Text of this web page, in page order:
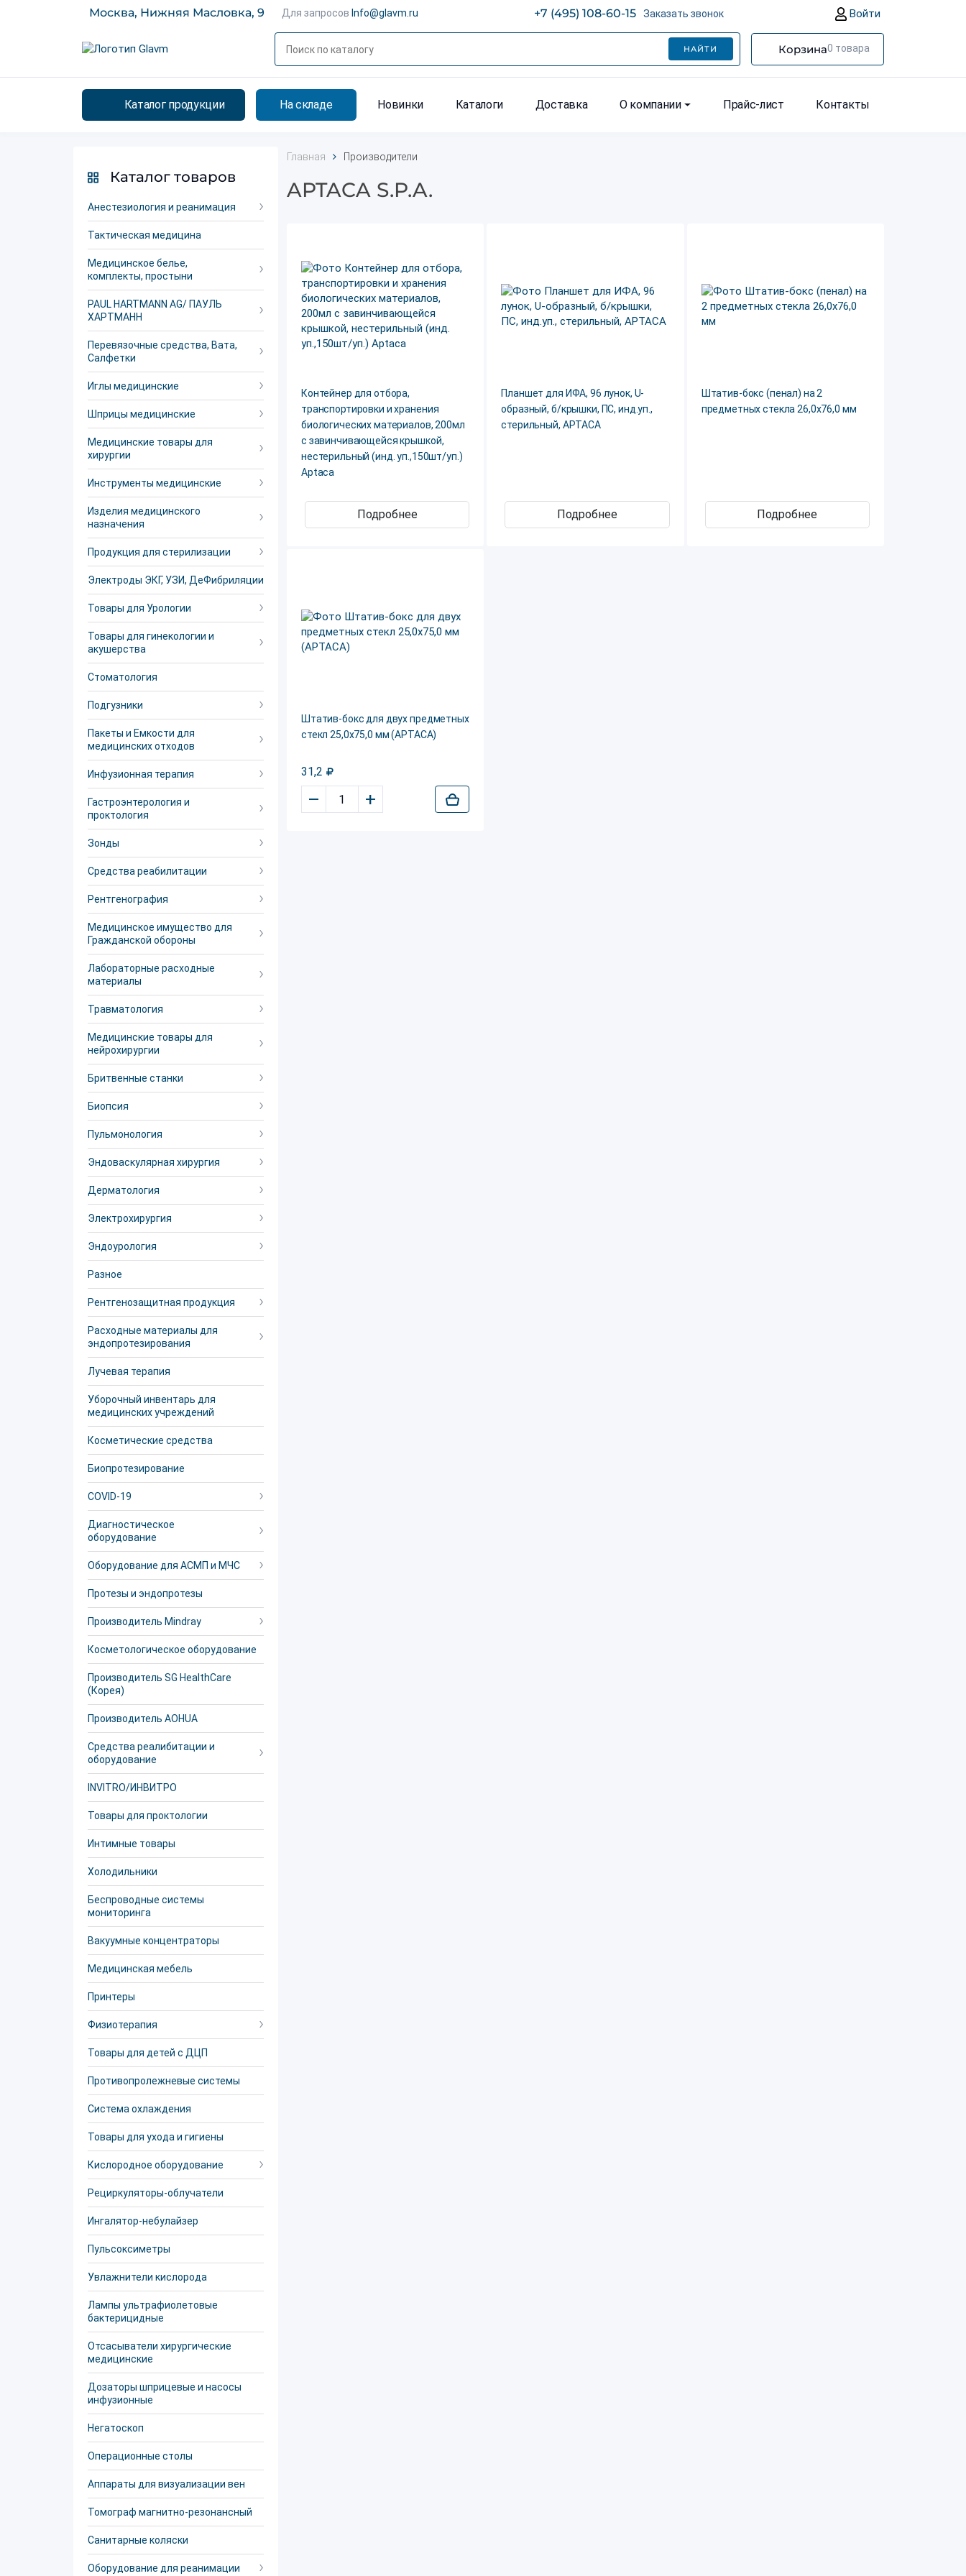
Москва, Нижняя Масловка, 9 Для запросов Info@glavm.ru +7 (495) 108-60-15 Заказать звонок Войти
НАЙТИ Корзина0 товара
Каталог продукции На складе Новинки Каталоги Доставка О компании Прайс-лист Контакты
Каталог товаров
Анестезиология и реанимация
Тактическая медицина
Медицинское белье,
комплекты, простыни
PAUL HARTMANN AG/ ПАУЛЬ
ХАРТМАНН
Перевязочные средства, Вата,
Салфетки
Иглы медицинские
Шприцы медицинские
Медицинские товары для
хирургии
Инструменты медицинские
Изделия медицинского
назначения
Продукция для стерилизации
Электроды ЭКГ, УЗИ, ДеФибриляции
Товары для Урологии
Товары для гинекологии и
акушерства
Стоматология
Подгузники
Пакеты и Емкости для
медицинских отходов
Инфузионная терапия
Гастроэнтерология и
проктология
Зонды
Средства реабилитации
Рентгенография
Медицинское имущество для
Гражданской обороны
Лабораторные расходные
материалы
Травматология
Медицинские товары для
нейрохирургии
Бритвенные станки
Биопсия
Пульмонология
Эндоваскулярная хирургия
Дерматология
Электрохирургия
Эндоурология
Разное
Рентгенозащитная продукция
Расходные материалы для
эндопротезирования
Лучевая терапия
Уборочный инвентарь для
медицинских учреждений
Косметические средства
Биопротезирование
COVID-19
Диагностическое
оборудование
Оборудование для АСМП и МЧС
Протезы и эндопротезы
Производитель Mindray
Косметологическое оборудование
Производитель SG HealthCare
(Корея)
Производитель AOHUA
Средства реалибитации и
оборудование
INVITRO/ИНВИТРО
Товары для проктологии
Интимные товары
Холодильники
Беспроводные системы
мониторинга
Вакуумные концентраторы
Медицинская мебель
Принтеры
Физиотерапия
Товары для детей с ДЦП
Противопролежневые системы
Система охлаждения
Товары для ухода и гигиены
Кислородное оборудование
Рециркуляторы-облучатели
Ингалятор-небулайзер
Пульсоксиметры
Увлажнители кислорода
Лампы ультрафиолетовые
бактерицидные
Отсасыватели хирургические
медицинские
Дозаторы шприцевые и насосы
инфузионные
Негатоскоп
Операционные столы
Аппараты для визуализации вен
Томограф магнитно-резонансный
Санитарные коляски
Оборудование для реанимации
Главная Производители
APTACA S.P.A.
Контейнер для отбора,
транспортировки и хранения
биологических материалов, 200мл
с завинчивающейся крышкой,
нестерильный (инд. уп.,150шт/уп.)
Aptaca
Подробнее
Планшет для ИФА, 96 лунок, U-
образный, б/крышки, ПС, инд.уп.,
стерильный, APTACA
Подробнее
Штатив-бокс (пенал) на 2
предметных стекла 26,0х76,0 мм
Подробнее
Штатив-бокс для двух предметных
стекл 25,0х75,0 мм (APTACA)
31,2
– +